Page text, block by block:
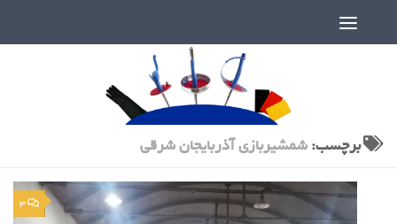
برچسب:شمشیربازی آذربایجان شرقی
3